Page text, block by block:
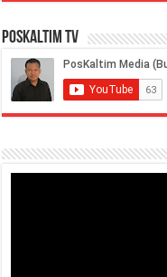
PosKaltim TV